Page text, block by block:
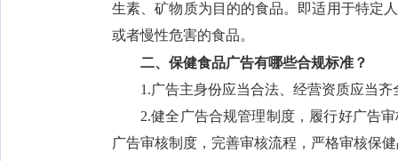
生素、矿物质为目的的食品。即适用于特定
或者慢性危害的食品。
二、保健食品广告有哪些合规标准？
1.广告主身份应当合法、经营资质应当
2.健全广告合规管理制度，履行好广告
广告审核制度，完善审核流程，严格审核保